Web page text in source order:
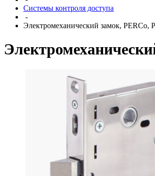
Системы контроля доступа
-
Электромеханический замок, PERCo,